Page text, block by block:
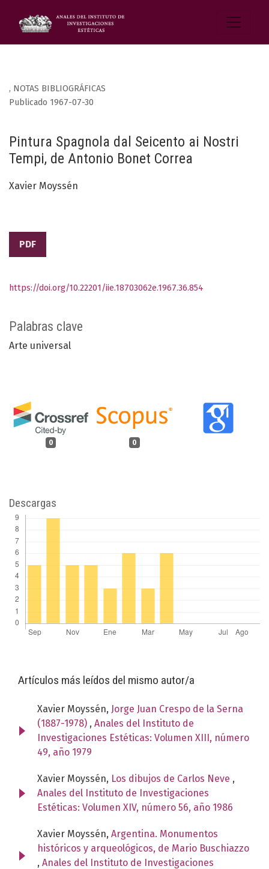
, NOTAS BIBLIOGRÁFICAS
Pintura Spagnola dal Seicento ai Nostri
Tempi, de Antonio Bonet Correa
Publicado 1967-07-30
Xavier Moyssén
PDF
Palabras clave
Arte universal
0 0
https://doi.org/10.22201/iie.18703062e.1967.36.854
Descargas
Artículos más leídos del mismo autor/a
Xavier Moyssén, Jorge Juan Crespo de la Serna
(1887-1978) , Anales del Instituto de
Investigaciones Estéticas: Volumen XIII, número
49, año 1979
Xavier Moyssén, Los dibujos de Carlos Neve ,
Anales del Instituto de Investigaciones
Estéticas: Volumen XIV, número 56, año 1986
Xavier Moyssén, Argentina. Monumentos
históricos y arqueológicos, de Mario Buschiazzo
, Anales del Instituto de Investigaciones